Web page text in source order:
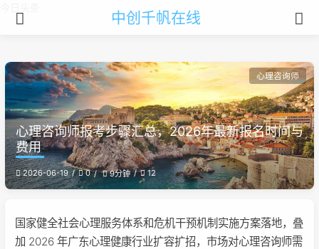
中创千帆在线
心理咨询师
心理咨询师报考步骤汇总，2026年最新报名时间与
费用
2026-06-19 0 9分钟 12
国家健全社会心理服务体系和危机干预机制实施方案落地，叠
加 2026 年广东心理健康行业扩容扩招，市场对心理咨询师需